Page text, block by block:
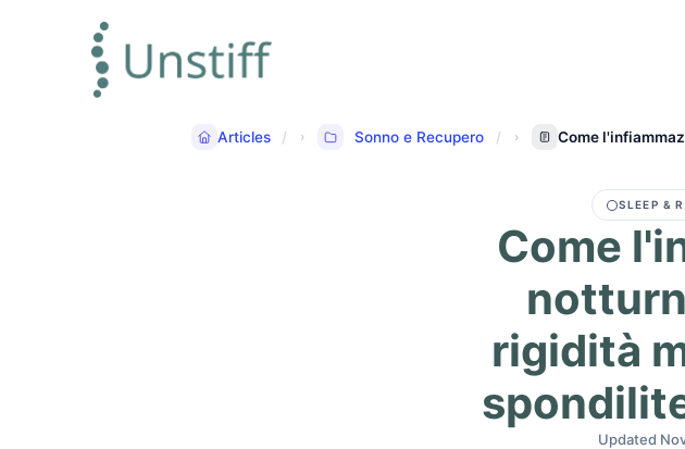
Articles Sonno e Recupero Come
SLEEP &
Come
rigidità
Updated